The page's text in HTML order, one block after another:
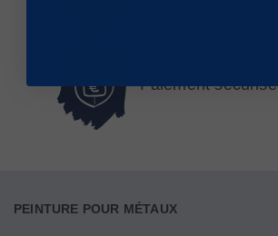
Paiement sécurisé
PEINTURE POUR MÉTAUX